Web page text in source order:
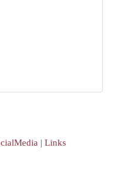
| Links